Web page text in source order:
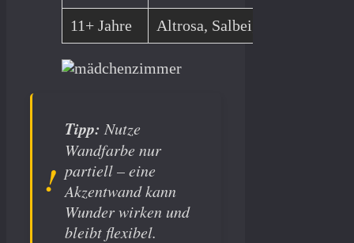
11+ Jahre
Altrosa, Salbeigrün, Weiß-
Tipp: Nutze
Wandfarbe nur
partiell – eine
Akzentwand kann
Wunder wirken und
bleibt flexibel.